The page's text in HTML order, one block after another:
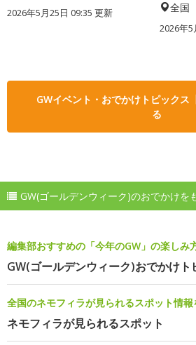
2026年5月25日 09:35 更新 全国
2026年5
GWイベント・おでかけトピックス
る
GW(ゴールデンウィーク)のおでかけを
編集部おすすめの「今年のGW」の楽しみ
GW(ゴールデンウィーク)おでかけト
全国のネモフィラが見られるスポット情
ネモフィラが見られるスポット